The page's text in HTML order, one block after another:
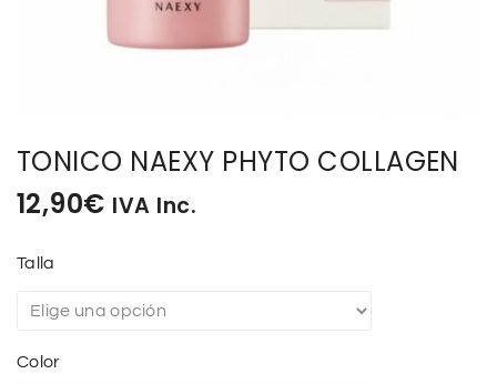
HOGAR
TONICO NAEXY PHYTO COLLAGEN
12,90€ IVA Inc.
Talla
Color